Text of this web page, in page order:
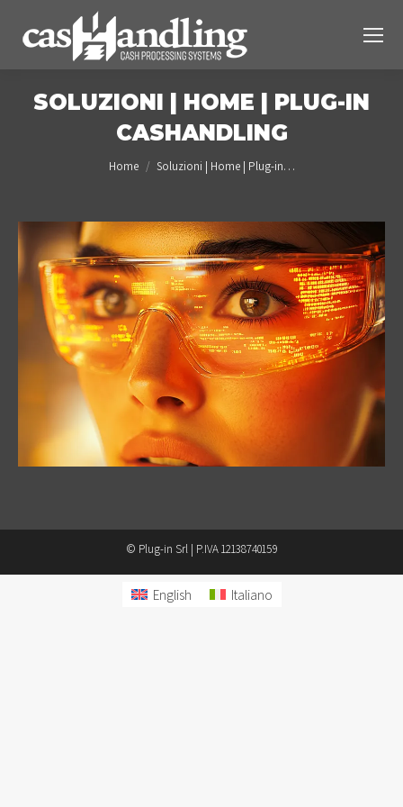
SOLUZIONI | HOME | PLUG-IN
CASHANDLING
You are here:
Home Soluzioni | Home | Plug-in…
© Plug-in Srl | P.IVA 12138740159
English Italiano